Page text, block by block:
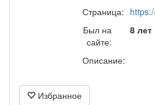
Страница:
Был на
сайте:
8 лет
Описание:
Избранное